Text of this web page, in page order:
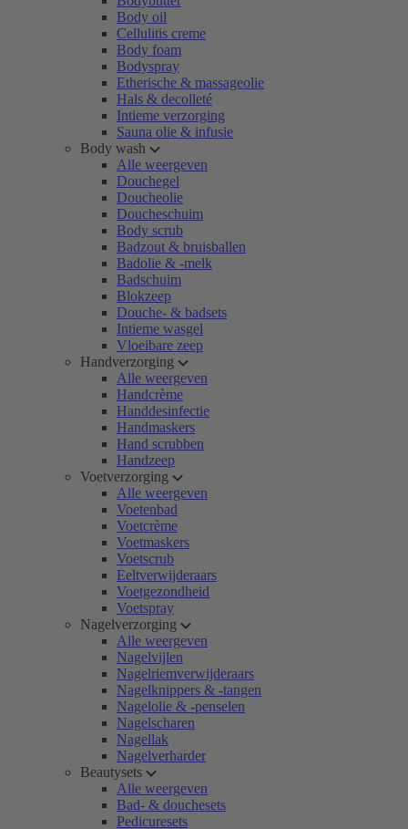
Body oil
Cellulitis creme
Body foam
Bodyspray
Etherische & massageolie
Hals & decolleté
Intieme verzorging
Sauna olie & infusie
Body wash
Alle weergeven
Douchegel
Doucheolie
Doucheschuim
Body scrub
Badzout & bruisballen
Badolie & -melk
Badschuim
Blokzeep
Douche- & badsets
Intieme wasgel
Vloeibare zeep
Handverzorging
Alle weergeven
Handcrème
Handdesinfectie
Handmaskers
Hand scrubben
Handzeep
Voetverzorging
Alle weergeven
Voetenbad
Voetcrème
Voetmaskers
Voetscrub
Eeltverwijderaars
Voetgezondheid
Voetspray
Nagelverzorging
Alle weergeven
Nagelvijlen
Nagelriemverwijderaars
Nagelknippers & -tangen
Nagelolie & -penselen
Nagelscharen
Nagellak
Nagelverharder
Beautysets
Alle weergeven
Bad- & douchesets
Pedicuresets